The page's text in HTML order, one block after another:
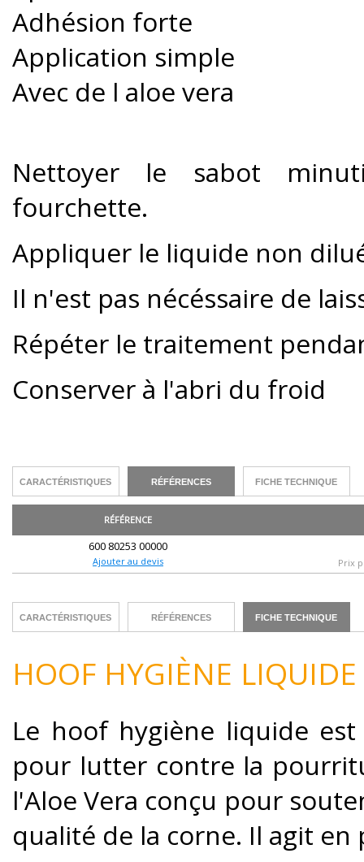
Adhésion forte
Application simple
Avec de l aloe vera
Nettoyer le sabot
fourchette.
Appliquer le liquide non
Il n'est pas nécéssaire de
Répéter le traitement
Conserver à l'abri du froid
CARACTÉRISTIQUES RÉFÉRENCES FICHE TECHNIQUE
RÉFÉRENCE
600 80253 00000
Ajouter au devis Prix
CARACTÉRISTIQUES RÉFÉRENCES FICHE TECHNIQUE
HOOF HYGIÈNE
Le hoof hygiène liquide
pour lutter contre la
l'Aloe Vera conçu pour
qualité de la corne. Il agit